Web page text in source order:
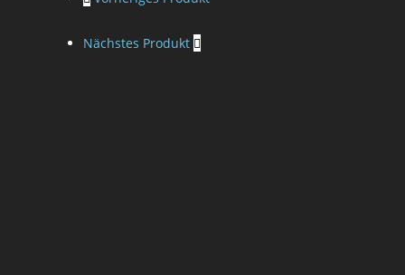
Nächstes Produkt